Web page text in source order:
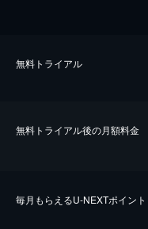
無料トライアル
無料トライアル後の⽉額料金
毎⽉もらえるU-NEXTポイント